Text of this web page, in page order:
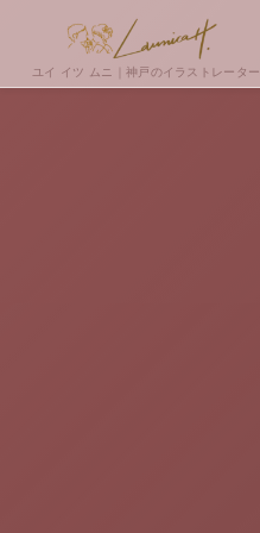
ユイ イツ ムニ｜神戸のイラストレーター